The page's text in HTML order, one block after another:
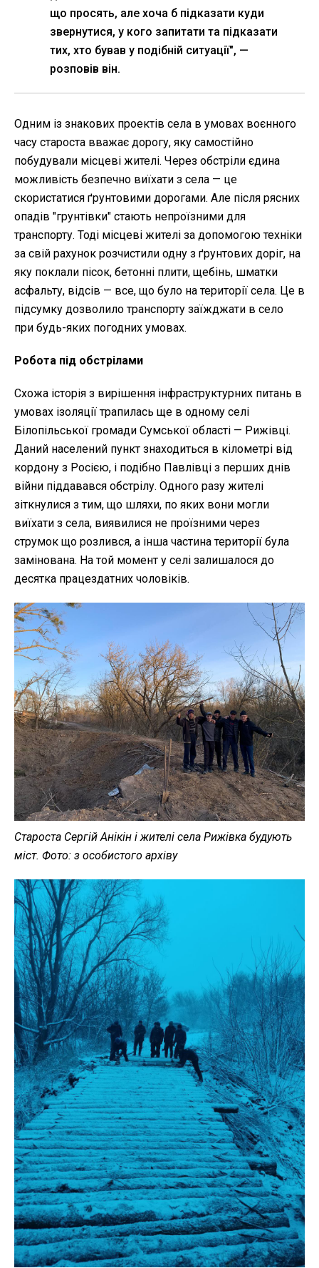
що просять, але хоча б підказати куди
звернутися, у кого запитати та підказати
тих, хто бував у подібній ситуації", —
розповів він.
Одним із знакових проектів села в умовах воєнного
часу староста вважає дорогу, яку самостійно
побудували місцеві жителі. Через обстріли єдина
можливість безпечно виїхати з села — це
скористатися ґрунтовими дорогами. Але після рясних
опадів "грунтівки" стають непроїзними для
транспорту. Тоді місцеві жителі за допомогою техніки
за свій рахунок розчистили одну з ґрунтових доріг, на
яку поклали пісок, бетонні плити, щебінь, шматки
асфальту, відсів — все, що було на території села. Це в
підсумку дозволило транспорту заїжджати в село
при будь-яких погодних умовах.
Робота під обстрілами
Схожа історія з вирішення інфраструктурних питань в
умовах ізоляції трапилась ще в одному селі
Білопільської громади Сумської області — Рижівці.
Даний населений пункт знаходиться в кілометрі від
кордону з Росією, і подібно Павлівці з перших днів
війни піддавався обстрілу. Одного разу жителі
зіткнулися з тим, що шляхи, по яких вони могли
виїхати з села, виявилися не проїзними через
струмок що розлився, а інша частина території була
замінована. На той момент у селі залишалося до
десятка працездатних чоловіків.
Староста Сергій Анікін і жителі села Рижівка будують
міст. Фото: з особистого архіву